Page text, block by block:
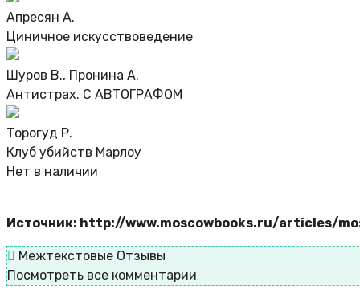
Апресян А.
Циничное искусствоведение
Шуров В., Пронина А.
Антистрах. С АВТОГРАФОМ
Торогуд Р.
Клуб убийств Марлоу
Нет в наличии
Источник: http://www.moscowbooks.ru/articles/
Межтекстовые Отзывы
Посмотреть все комментарии